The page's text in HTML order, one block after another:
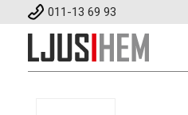
011-13 69 93